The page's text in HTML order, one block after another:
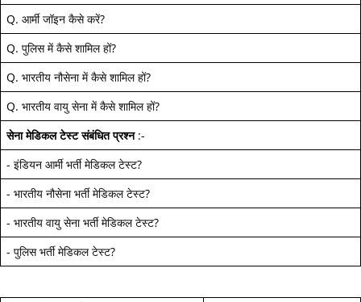
Q. आर्मी जॉइन कैसे करें?
Q. पुलिस में कैसे शामिल हों?
Q. भारतीय नौसेना में कैसे शामिल हों?
Q. भारतीय वायु सेना में कैसे शामिल हों?
सेना मेडिकल टेस्ट संबंधित प्रश्न:-
- इंडियन आर्मी भर्ती मेडिकल टेस्ट?
- भारतीय नौसेना भर्ती मेडिकल टेस्ट?
- भारतीय वायु सेना भर्ती मेडिकल टेस्ट?
- पुलिस भर्ती मेडिकल टेस्ट?